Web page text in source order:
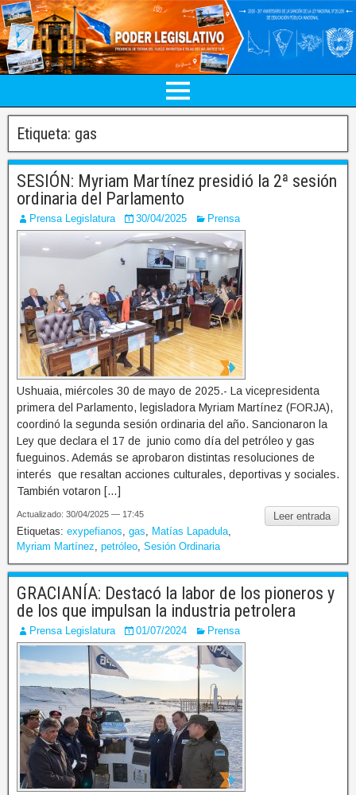
Etiqueta: gas
SESIÓN: Myriam Martínez presidió la 2ª sesión
ordinaria del Parlamento
Prensa Legislatura 30/04/2025 Prensa
Ushuaia, miércoles 30 de mayo de 2025.- La vicepresidenta
primera del Parlamento, legisladora Myriam Martínez (FORJA),
coordinó la segunda sesión ordinaria del año. Sancionaron la
Ley que declara el 17 de junio como día del petróleo y gas
fueguinos. Además se aprobaron distintas resoluciones de
interés que resaltan acciones culturales, deportivas y sociales.
También votaron […]
Leer entrada
Actualizado: 30/04/2025 — 17:45
Etiquetas: exypefianos gas Matías Lapadula
Myriam Martínez petróleo Sesión Ordinaria
GRACIANÍA: Destacó la labor de los pioneros y
de los que impulsan la industria petrolera
Prensa Legislatura 01/07/2024 Prensa